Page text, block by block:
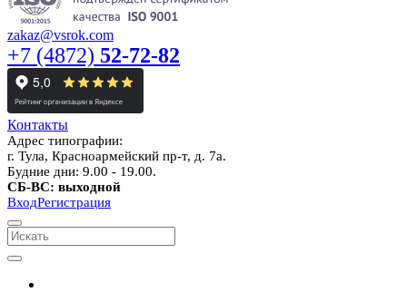
zakaz@vsrok.com
+7 (4872) 52-72-82
Контакты
Адрес типографии:
г. Тула, Красноармейский пр-т, д. 7а.
Будние дни: 9.00 - 19.00.
СБ-ВС: выходной
ВходРегистрация